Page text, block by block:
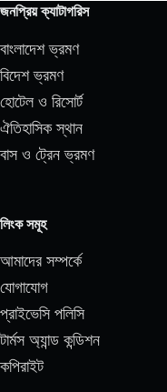
জনপ্রিয় ক্যাটাগরিস
বাংলাদেশ ভ্রমণ
বিদেশ ভ্রমণ
হোটেল ও রিসোর্ট
ঐতিহাসিক স্থান
বাস ও ট্রেন ভ্রমণ
লিংক সমূহ
আমাদের সম্পর্কে
যোগাযোগ
প্রাইভেসি পলিসি
টার্মস অ্যান্ড কন্ডিশন
কপিরাইট